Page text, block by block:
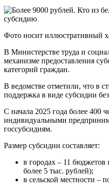
Фото носит иллюстративный
В Министерстве труда и
механизме предоставления
категорий граждан.
В ведомстве отметили, что в
поддержка в виде субсидии
С начала 2025 года более 400
индивидуальными
госсубсидиям.
Размер субсидии составляет:
в городах – 11
более 5 тыс. рублей);
в сельской местности –